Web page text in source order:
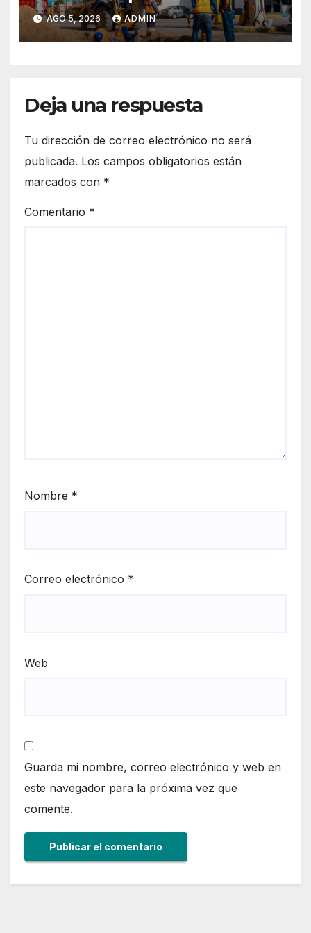
hundimiento en colector.
AGO 5, 2026 ADMIN
Deja una respuesta
Tu dirección de correo electrónico no será
publicada. Los campos obligatorios están
marcados con *
Comentario *
Nombre *
Correo electrónico *
Web
Guarda mi nombre, correo electrónico y web en
este navegador para la próxima vez que
comente.